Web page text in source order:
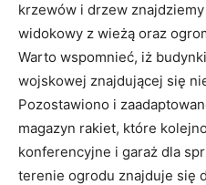
krzewów i drzew
widokowy z wieżą oraz
Warto wspomnieć, iż
wojskowej znajdującej się
Pozostawiono i
magazyn rakiet, które
konferencyjne i garaż dla
terenie ogrodu znajduje się